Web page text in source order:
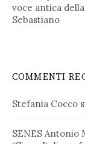
voce antica
Sebastiano
COMMENTI
Stefania Cocco
SENES Antonio